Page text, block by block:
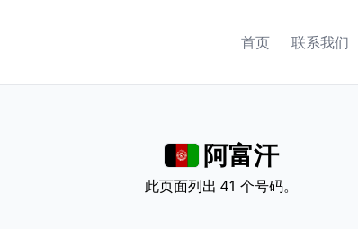
首页 联系我们
阿富汗
此页面列出 41 个号码。